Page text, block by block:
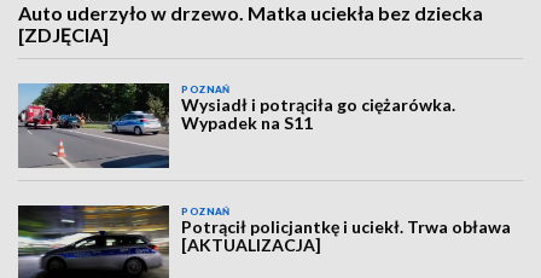
Auto uderzyło w drzewo. Matka uciekła bez dziecka
[ZDJĘCIA]
POZNAŃ
Wysiadł i potrąciła go ciężarówka.
Wypadek na S11
POZNAŃ
Potrącił policjantkę i uciekł. Trwa obława
[AKTUALIZACJA]